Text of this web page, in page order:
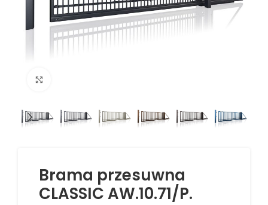
Brama przesuwna
CLASSIC AW.10.71/P.